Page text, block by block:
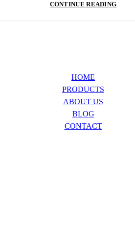
CONTINUE READING
HOME
PRODUCTS
ABOUT US
BLOG
CONTACT